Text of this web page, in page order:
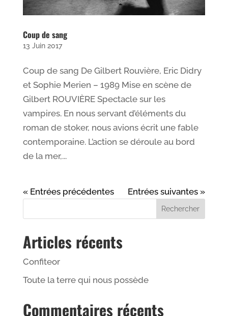
Coup de sang
13 Juin 2017
Coup de sang De Gilbert Rouvière, Eric Didry
et Sophie Merien – 1989 Mise en scène de
Gilbert ROUVIÈRE Spectacle sur les
vampires. En nous servant d’éléments du
roman de stoker, nous avions écrit une fable
contemporaine. L’action se déroule au bord
de la mer,...
« Entrées précédentes Entrées suivantes »
Articles récents
Confiteor
Toute la terre qui nous possède
Commentaires récents